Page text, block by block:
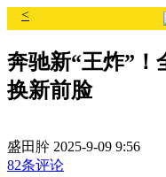
<
奔驰新“王炸”！
换新前脸
盛田肸 2025-9-09 9:56
82条评论